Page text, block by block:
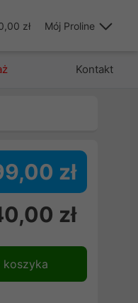
zł Mój Proline
Kontakt
zł
zł
koszyka